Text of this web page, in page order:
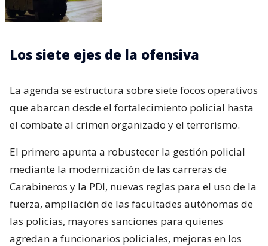
Los siete ejes de la ofensiva
La agenda se estructura sobre siete focos operativos
que abarcan desde el fortalecimiento policial hasta
el combate al crimen organizado y el terrorismo.
El primero apunta a robustecer la gestión policial
mediante la modernización de las carreras de
Carabineros y la PDI, nuevas reglas para el uso de la
fuerza, ampliación de las facultades autónomas de
las policías, mayores sanciones para quienes
agredan a funcionarios policiales, mejoras en los